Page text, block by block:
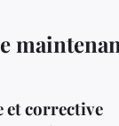
et corrective